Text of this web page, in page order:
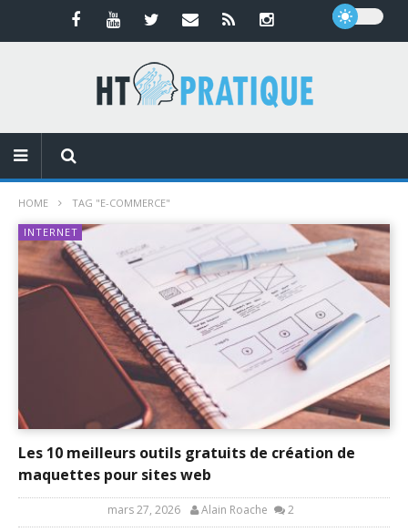
HOME TAG "E-COMMERCE"
INTERNET
Les 10 meilleurs outils gratuits de création de
maquettes pour sites web
mars 27, 2026 Alain Roache 2